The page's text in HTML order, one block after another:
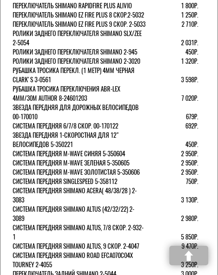
ПЕРЕКЛЮЧАТЕЛЬ SHIMANO RAPIDFIRE PLUS ALIVIO
1 800Р.
ПЕРЕКЛЮЧАТЕЛЬ SHIMANO EZ FIRE PLUS 8 СКОР.2-5032
1 250Р.
ПЕРЕКЛЮЧАТЕЛЬ SHIMANO EZ FIRE PLUS 9 СКОР. 2-5033
2 710Р.
РОЛИКИ ЗАДНЕГО ПЕРЕКЛЮЧАТЕЛЯ SHIMANO SLX/ZEE
2-5054
2 031Р.
РОЛИКИ ЗАДНЕГО ПЕРЕКЛЮЧАТЕЛЯ SHIMANO 2-945
450Р.
РОЛИКИ ЗАДНЕГО ПЕРЕКЛЮЧАТЕЛЯ SHIMANO 2-3020
1 320Р.
РУБАШКА ТРОСИКА ПЕРЕКЛ. (1 МЕТР) 4ММ ЧЕРНАЯ
СLARK'S 3-0561
3 598Р.
РУБАШКА ТРОСИКА ПЕРЕКЛЮЧЕНИЯ ABR-LEX
4MM/30M AUTHOR 8-24601203
7 020Р.
ЗВЕЗДА ПЕРЕДНЯЯ ДЛЯ ДОРОЖНЫХ ВЕЛОСИПЕДОВ
00-170010
679Р.
СИСТЕМА ПЕРЕДНЯЯ 6/7/8 СКОР. 00-170122
692Р.
ЗВЕЗДА ПЕРЕДНЯЯ 1-СКОРОСТНАЯ ДЛЯ 12"
ВЕЛОСИПЕДОВ 5-350221
450Р.
СИСТЕМА ПЕРЕДНЯЯ M-WAVE СИНЯЯ 5-350604
2 950Р.
СИСТЕМА ПЕРЕДНЯЯ M-WAVE ЗЕЛЕНАЯ 5-350605
2 950Р.
СИСТЕМА ПЕРЕДНЯЯ M-WAVE ЗОЛОТИСТАЯ 5-350606
2 950Р.
СИСТЕМА ПЕРЕДНЯЯ SINGLESPEED 5-358112
750Р.
СИСТЕМА ПЕРЕДНЯЯ SHIMANO ACERA( 48/38/28 ) 2-
3083
3 130Р.
СИСТЕМА ПЕРЕДНЯЯ SHIMANO ALTUS (42/32/22) 2-
3089
2 980Р.
СИСТЕМА ПЕРЕДНЯЯ SHIMANO ALTUS, 7/8 СКОР. 2-932-
1
5 850Р.
СИСТЕМА ПЕРЕДНЯЯ SHIMANO ALTUS, 9 СКОР. 2-4047
9 470Р.
СИСТЕМА ПЕРЕДНЯЯ SHIMANO ROAD EFCA070C04X
TOURNEY 2-4055
3 250Р.